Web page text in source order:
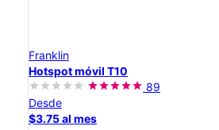
Franklin
Hotspot móvil T10
89
Desde
$3.75 al mes